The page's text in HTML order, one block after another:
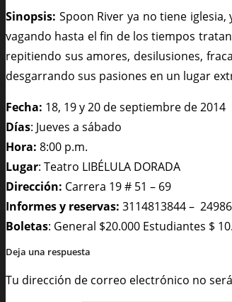
Sinopsis: Spoon River ya no tiene
vagando hasta el fin de los tiempos
repitiendo sus amores, desilusiones,
desgarrando sus pasiones en un lugar
Fecha: 18, 19 y 20 de septiembre de2014
Días: Jueves a sábado
Hora: 8:00 p.m.
Lugar: Teatro LIBÉLULA DORADA
Dirección: Carrera 19 # 51 – 69
Informes y reservas: 3114813844 –
Boletas: General $20.000 Estudiantes $
Deja una respuesta
Tu dirección de correo electrónico no